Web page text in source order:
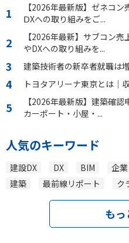
【2026年最新版】ゼネコ
ⅮXへの取り組みをご...
【2026年最新】サブコン
やDXへの取り組みを...
建築技術者の新卒者就職は
トヨタアリーナ東京とは｜
【2026年最新版】建築確
カーポート・小屋・...
人気のキーワード
建設DX DX BIM 企
建築
最前線リポート ク
もっ